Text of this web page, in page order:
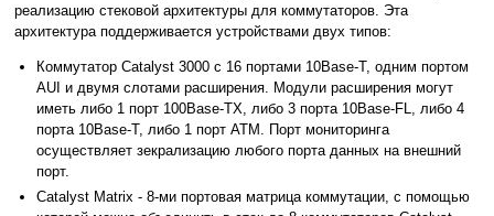
реализацию стековой архитектуры для коммутаторов. Эта
архитектура поддерживается устройствами двух типов:
Коммутатор Catalyst 3000 c 16 портами 10Base-T, одним портом
AUI и двумя слотами расширения. Модули расширения могут
иметь либо 1 порт 100Base-TX, либо 3 порта 10Base-FL, либо 4
порта 10Base-T, либо 1 порт ATM. Порт мониторинга
осуществляет зекрализацию любого порта данных на внешний
порт.
Catalyst Matrix - 8-ми портовая матрица коммутации, с помощью